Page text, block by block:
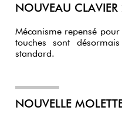
NOUVEAU
Mécanisme repensé pour
touches sont
standard.
NOUVELLE